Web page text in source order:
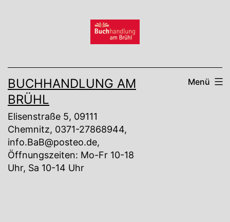
BUCHHANDLUNG AM
BRÜHL
Elisenstraße 5, 09111
Chemnitz, 0371-27868944,
info.BaB@posteo.de,
Öffnungszeiten: Mo-Fr 10-18
Uhr, Sa 10-14 Uhr
Menü